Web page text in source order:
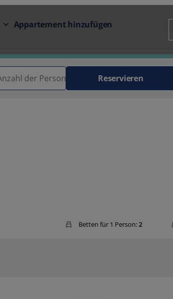
Appartement hinzufügen
Reservieren
Betten für 1 Person:2